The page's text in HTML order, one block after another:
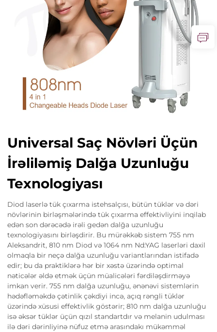
Universal Saç Növləri Üçün
İrəliləmiş Dalğa Uzunluğu
Texnologiyası
Diod laserlə tük çıxarma istehsalçısı, bütün tüklər və dəri
növlərinin birləşmələrində tük çıxarma effektivliyini inqilab
edən son dərəcədə irəli gedən dalğa uzunluğu
texnologiyasını birləşdirir. Bu mürəkkəb sistem 755 nm
Aleksandrit, 810 nm Diod və 1064 nm Nd:YAG laserləri daxil
olmaqla bir neçə dalğa uzunluğu variantlarından istifadə
edir; bu da praktiklərə hər bir xəstə üzərində optimal
nəticələr əldə etmək üçün müalicələri fərdiləşdirməyə
imkan verir. 755 nm dalğa uzunluğu, ənənəvi sistemlərin
hədəfləməkdə çətinlik çəkdiyi incə, açıq rəngli tüklər
üzərində xüsusi effektivlik göstərir; 810 nm dalğa uzunluğu
isə əksər tüklər üçün qızıl standartdır və melanin udulması
ilə dəri dərinliyinə nüfuz etmə arasındakı mükəmməl